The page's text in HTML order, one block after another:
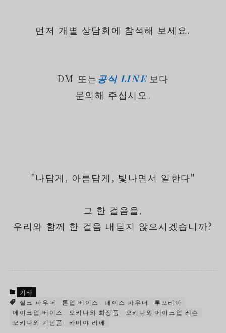
먼저 개별 상담회에 참석해 보세요.
DM 또는공식 LINE 보다
문의해 주십시오.
"나답게, 아름답게, 빛나면서 일한다"
그 한 걸음을,
우리와 함께 한 걸음 내딛지 않으시겠습니까?
기타
실크 파우더
톤업 베이스 페이스 파우더
루포리아
메이크업 베이스
오키나와 화장품
오키나와 메이크업 레슨
오키나와 기념품
카미야 리에